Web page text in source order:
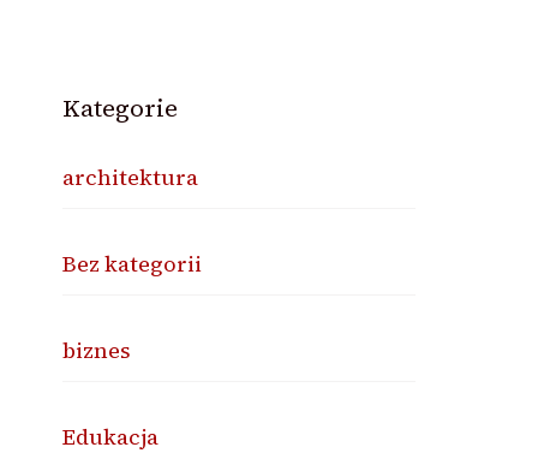
Kategorie
architektura
Bez kategorii
biznes
Edukacja